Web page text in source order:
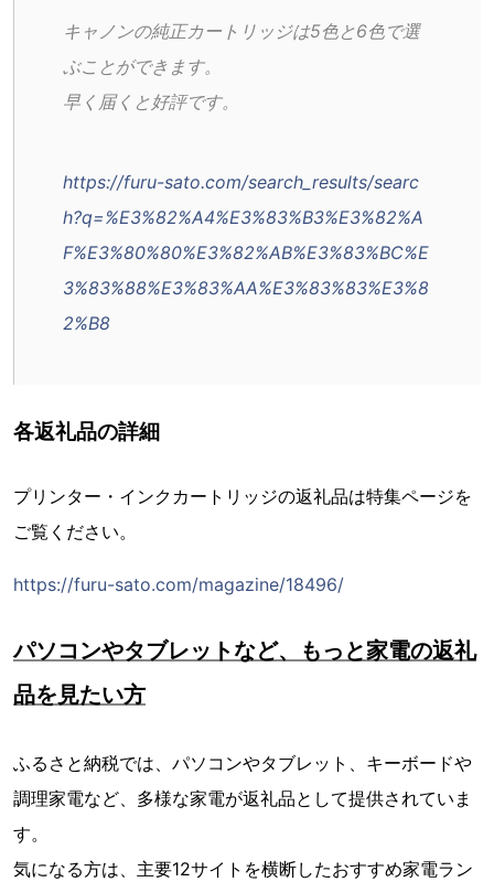
キャノンの純正カートリッジは5色と6色で選
ぶことができます。
早く届くと好評です。
https://furu-sato.com/search_results/searc
h?q=%E3%82%A4%E3%83%B3%E3%82%A
F%E3%80%80%E3%82%AB%E3%83%BC%E
3%83%88%E3%83%AA%E3%83%83%E3%8
2%B8
各返礼品の詳細
プリンター・インクカートリッジの返礼品は特集ページを
ご覧ください。
https://furu-sato.com/magazine/18496/
パソコンやタブレットなど、もっと家電の返礼
品を見たい方
ふるさと納税では、パソコンやタブレット、キーボードや
調理家電など、多様な家電が返礼品として提供されていま
す。
気になる方は、主要12サイトを横断したおすすめ家電ラン